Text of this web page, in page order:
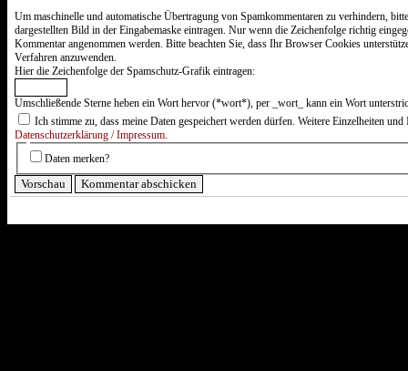
Sechs
minus
Fünf?
Um maschinelle und automatische Übertragung von Spamkommentaren zu verhindern,
dargestellten Bild in der Eingabemaske eintragen. Nur wenn die Zeichenfolge richtig
Kommentar angenommen werden. Bitte beachten Sie, dass Ihr Browser Cookies
Verfahren anzuwenden.
Hier die Zeichenfolge der Spamschutz-Grafik eintragen:
Umschließende Sterne heben ein Wort hervor (*wort*), per _wort_ kann ein Wort
Ich stimme zu, dass meine Daten gespeichert werden dürfen. Weitere Einzelheiten
Datenschutzerklärung / Impressum.
Daten merken?